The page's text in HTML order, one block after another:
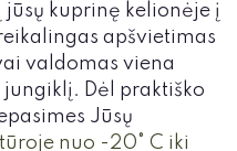
kuprinę kelionėje į
apšvietimas
valdomas viena
Dėl praktiško
Jūsų
nuo -20° C iki